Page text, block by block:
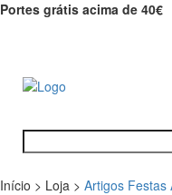
Portes grátis acima de 40€
Início > Loja > Artigos Festas